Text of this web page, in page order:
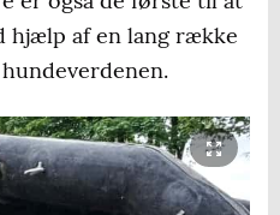
hjælp af en lang række